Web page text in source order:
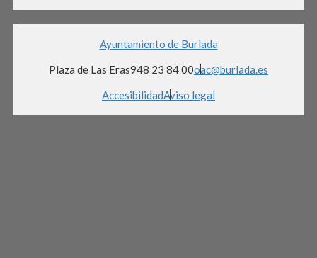
Ayuntamiento de Burlada
Plaza de Las Eras948 23 84 00oac@burlada.es
AccesibilidadAviso legal